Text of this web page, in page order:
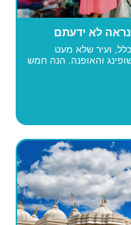
ועיר שלא מעט
והאופנה. הנה חמש